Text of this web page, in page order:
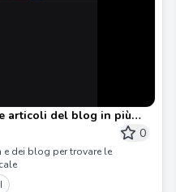
articoli del blog in più
0
dei blog per trovare le